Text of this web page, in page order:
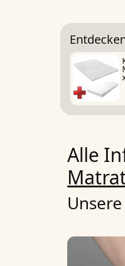
Alle